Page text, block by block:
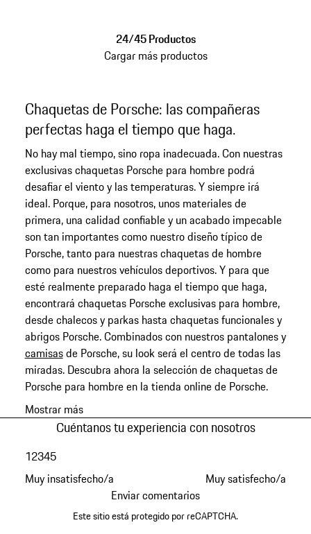
24/45 Productos
Cargar más productos
Chaquetas de Porsche: las compañeras
perfectas haga el tiempo que haga.
No hay mal tiempo, sino ropa inadecuada. Con nuestras
exclusivas chaquetas Porsche para hombre podrá
desafiar el viento y las temperaturas. Y siempre irá
ideal. Porque, para nosotros, unos materiales de
primera, una calidad confiable y un acabado impecable
son tan importantes como nuestro diseño típico de
Porsche, tanto para nuestras chaquetas de hombre
como para nuestros vehículos deportivos. Y para que
esté realmente preparado haga el tiempo que haga,
encontrará chaquetas Porsche exclusivas para hombre,
desde chalecos y parkas hasta chaquetas funcionales y
abrigos Porsche. Combinados con nuestros pantalones y
camisasde Porsche, su look será el centro de todas las
miradas. Descubra ahora la selección de chaquetas de
Porsche para hombre en la tienda online de Porsche.
Mostrar más
Cuéntanos tu experiencia con nosotros
Muy insatisfecho/a
12345
Muy satisfecho/a
Enviar comentarios
Este sitio está protegido por reCAPTCHA.